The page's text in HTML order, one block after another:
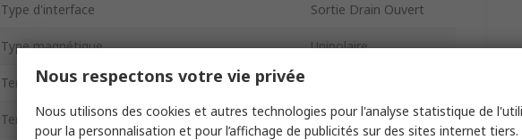
Type d'interface Sortie Drain Ouvert
Type magnétique Unipolaire
Tension d'alimentation minimum
Tension d'alimentation maximum 32V
Nous respectons votre vie privée
Nous utilisons des cookies et autres technologies pour l'analyse statistique de
pour la personnalisation et pour l’affichage de publicités sur des sites internet tiers.